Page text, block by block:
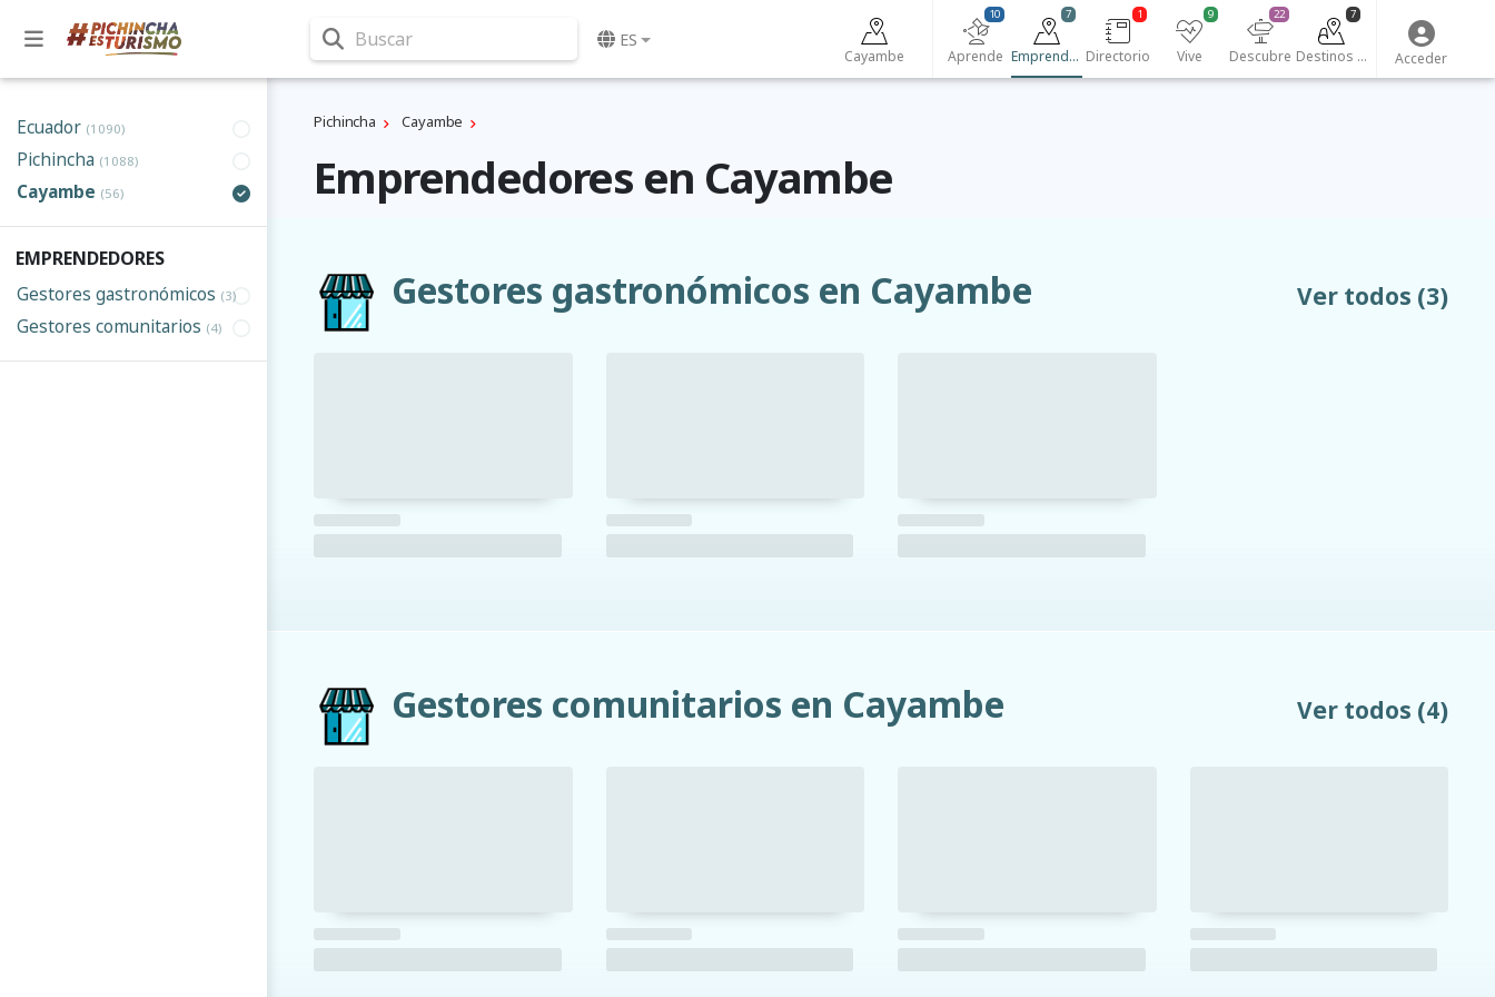
Buscar ES
Cayambe Aprende
10
Emprendedores
7
Directorio
1
Vive
9
Descubre
22
Destinos turísticos
7
Acceder
Ecuador (1090)
Pichincha (1088)
Cayambe (56)
EMPRENDEDORES
Gestores gastronómicos (3)
Gestores comunitarios (4)
Pichincha Cayambe
Emprendedores en Cayambe
Gestores gastronómicos en Cayambe Ver todos (3)
Gestores comunitarios en Cayambe Ver todos (4)